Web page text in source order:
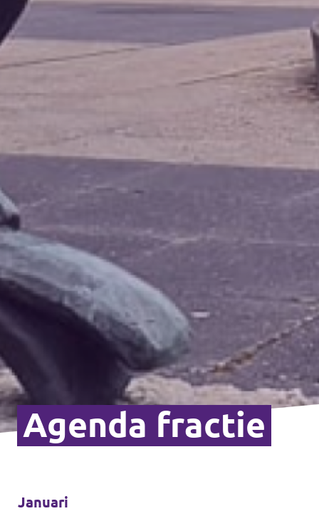
Agenda fractie
Januari